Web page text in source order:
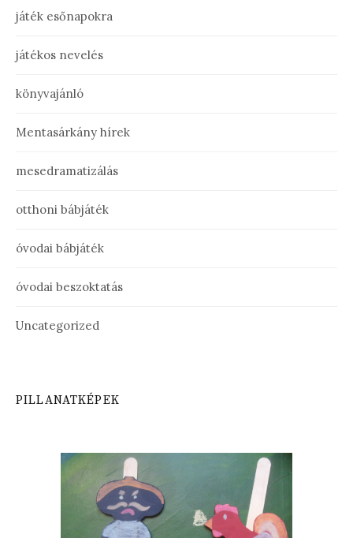
játék esőnapokra
játékos nevelés
könyvajánló
Mentasárkány hírek
mesedramatizálás
otthoni bábjáték
óvodai bábjáték
óvodai beszoktatás
Uncategorized
PILLANATKÉPEK